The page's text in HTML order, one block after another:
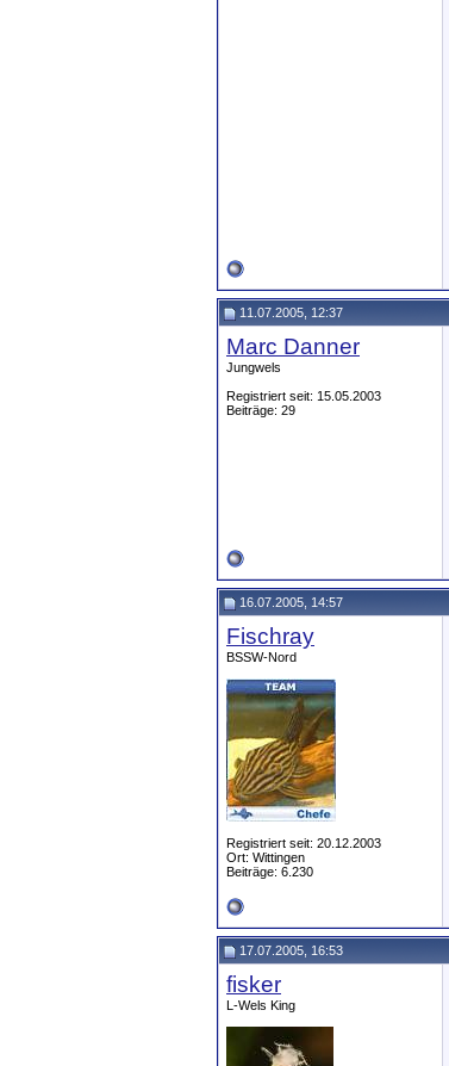
11.07.2005, 12:37
Marc Danner
Jungwels
Registriert seit: 15.05.2003
Beiträge: 29
16.07.2005, 14:57
Fischray
BSSW-Nord
Registriert seit: 20.12.2003
Ort: Wittingen
Beiträge: 6.230
17.07.2005, 16:53
fisker
L-Wels King